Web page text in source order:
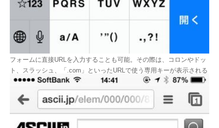
フォームに直接URLを入力することも可能。その際は、コロンやドッ
ト、スラッシュ、「.com」といったURLで使う専用キーが表示される